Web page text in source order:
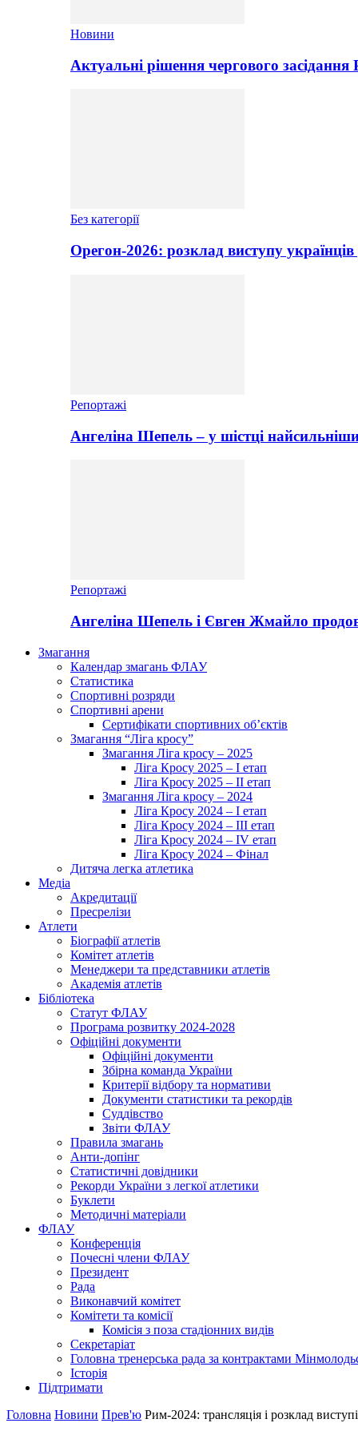
Новини
Актуальні рішення чергового
Без категорії
Орегон-2026: розклад виступу українців
Репортажі
Ангеліна Шепель – у шістці
Репортажі
Ангеліна Шепель і Євген Жмайло
Змагання
Календар змагань ФЛАУ
Статистика
Спортивні розряди
Спортивні арени
Сертифікати спортивних об’єктів
Змагання “Ліга кросу”
Змагання Ліга кросу – 2025
Ліга Кросу 2025 – I етап
Ліга Кросу 2025 – II етап
Змагання Ліга кросу – 2024
Ліга Кросу 2024 – I етап
Ліга Кросу 2024 – III етап
Ліга Кросу 2024 – IV етап
Ліга Кросу 2024 – Фінал
Дитяча легка атлетика
Медіа
Акредитації
Пресрелізи
Атлети
Біографії атлетів
Комітет атлетів
Менеджери та представники атлетів
Академія атлетів
Бібліотека
Статут ФЛАУ
Програма розвитку 2024-2028
Офіційні документи
Офіційні документи
Збірна команда України
Критерії відбору та нормативи
Документи статистики та рекордів
Суддівство
Звіти ФЛАУ
Правила змагань
Анти-допінг
Статистичні довідники
Рекорди України з легкої атлетики
Буклети
Методичні матеріали
ФЛАУ
Конференція
Почесні члени ФЛАУ
Президент
Рада
Виконавчий комітет
Комітети та комісії
Комісія з поза стадіонних видів
Секретаріат
Головна тренерська рада за контрактами
Історія
Підтримати
Головна Новини Прев'ю Рим-2024: трансляція і розклад